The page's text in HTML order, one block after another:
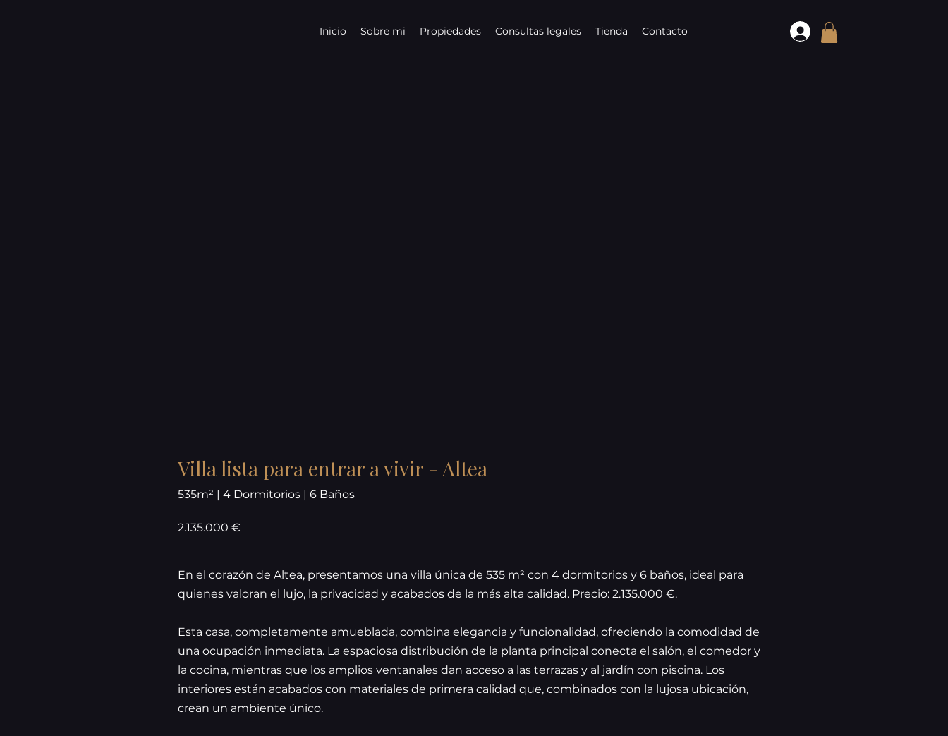
Inicio Sobre mi Propiedades Consultas legales Tienda Contacto
Villa lista para entrar a vivir - Altea
535m² | 4 Dormitorios | 6 Baños
2.135.000 €
En el corazón de Altea, presentamos una villa única de 535 m² con 4 dormitorios y 6 baños, ideal para
quienes valoran el lujo, la privacidad y acabados de la más alta calidad. Precio: 2.135.000 €.
Esta casa, completamente amueblada, combina elegancia y funcionalidad, ofreciendo la comodidad de
una ocupación inmediata. La espaciosa distribución de la planta principal conecta el salón, el comedor y
la cocina, mientras que los amplios ventanales dan acceso a las terrazas y al jardín con piscina. Los
interiores están acabados con materiales de primera calidad que, combinados con la lujosa ubicación,
crean un ambiente único.